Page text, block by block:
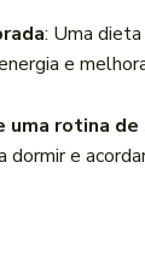
: Uma
e
rotina de
dormir e